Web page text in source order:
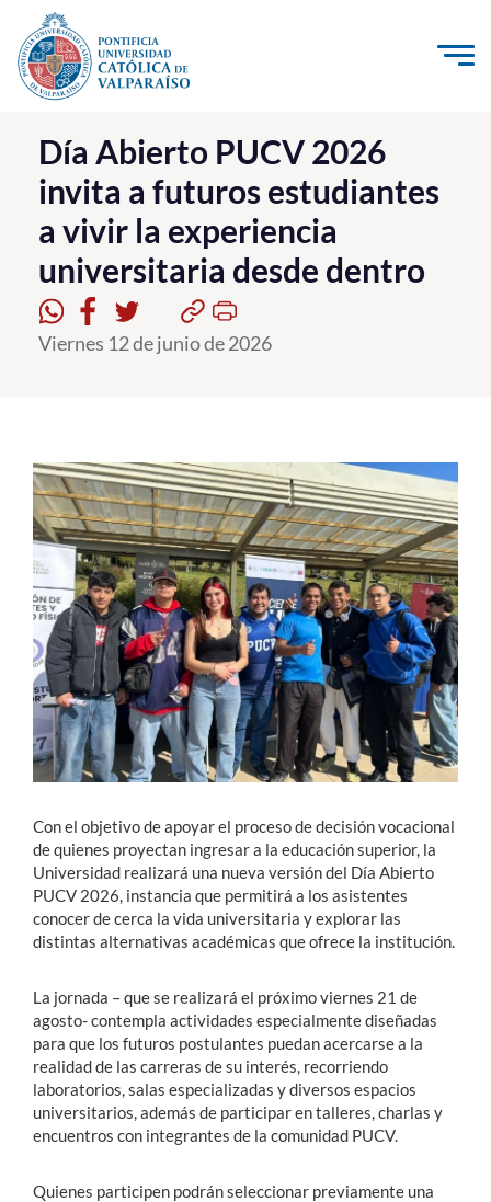
Click acá para ir directamente al contenido
La Universidad
Investigación, Creación e Innovación
PUCV Internacional
Vinculación con el Medio
Admisión
Formación Continua
Estudiantes
Académicos
Funcionarios
Alumni
English
Día Abierto PUCV 2026
invita a futuros estudiantes
a vivir la experiencia
universitaria desde dentro
Viernes 12 de junio de 2026
Con el objetivo de apoyar el proceso de decisión vocacional
de quienes proyectan ingresar a la educación superior, la
Universidad realizará una nueva versión del Día Abierto
PUCV 2026, instancia que permitirá a los asistentes
conocer de cerca la vida universitaria y explorar las
distintas alternativas académicas que ofrece la institución.
La jornada – que se realizará el próximo viernes 21 de
agosto- contempla actividades especialmente diseñadas
para que los futuros postulantes puedan acercarse a la
realidad de las carreras de su interés, recorriendo
laboratorios, salas especializadas y diversos espacios
universitarios, además de participar en talleres, charlas y
encuentros con integrantes de la comunidad PUCV.
Quienes participen podrán seleccionar previamente una